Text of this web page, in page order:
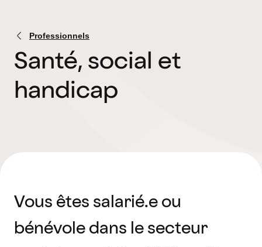
Professionnels
Santé, social et
handicap
Vous êtes salarié.e ou
bénévole dans le secteur